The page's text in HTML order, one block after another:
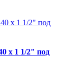
х 1 1/2" под